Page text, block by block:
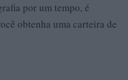
por um tempo, é
obtenha uma carteira de